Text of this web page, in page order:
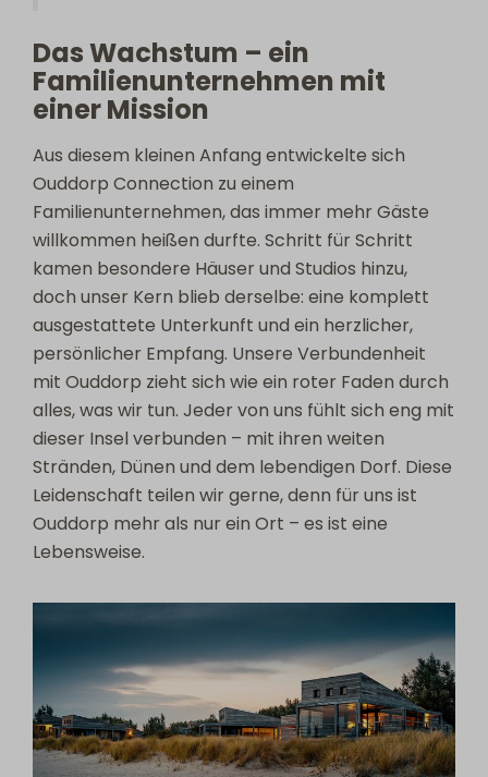
Das Wachstum – ein
Familienunternehmen mit
einer Mission
Aus diesem kleinen Anfang entwickelte sich
Ouddorp Connection zu einem
Familienunternehmen, das immer mehr Gäste
willkommen heißen durfte. Schritt für Schritt
kamen besondere Häuser und Studios hinzu,
doch unser Kern blieb derselbe: eine komplett
ausgestattete Unterkunft und ein herzlicher,
persönlicher Empfang. Unsere Verbundenheit
mit Ouddorp zieht sich wie ein roter Faden durch
alles, was wir tun. Jeder von uns fühlt sich eng mit
dieser Insel verbunden – mit ihren weiten
Stränden, Dünen und dem lebendigen Dorf. Diese
Leidenschaft teilen wir gerne, denn für uns ist
Ouddorp mehr als nur ein Ort – es ist eine
Lebensweise.